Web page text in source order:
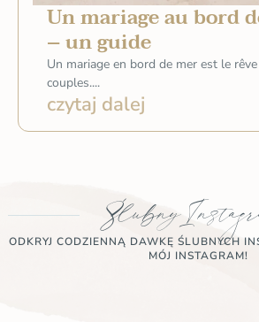
Un mariage au bord
– un guide
Un mariage en bord de mer est le
couples....
czytaj dalej
Ślubny
ODKRYJ CODZIENNĄ DAWKĘ ŚLUBNYCH
MÓJ INSTAGRAM!